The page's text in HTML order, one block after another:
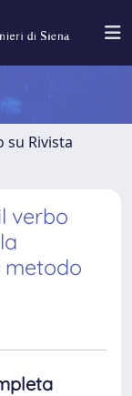
su Rivista
verbo
metodo